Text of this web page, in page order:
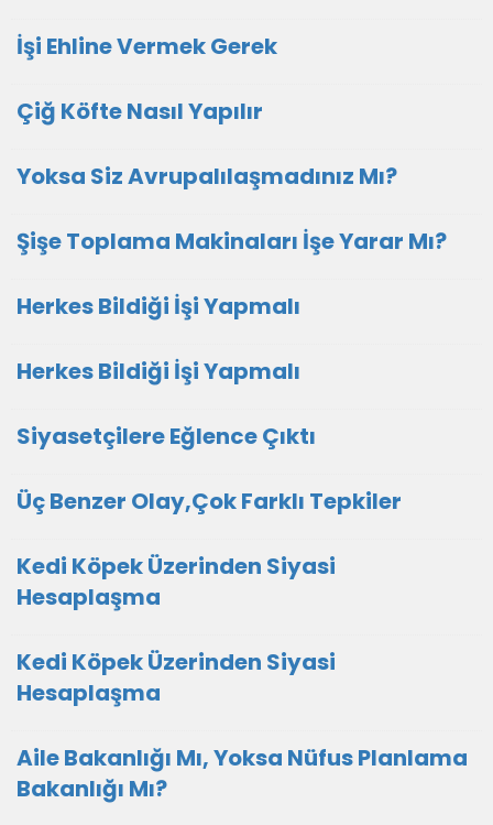
İşi Ehline Vermek Gerek
Çiğ Köfte Nasıl Yapılır
Yoksa Siz Avrupalılaşmadınız Mı?
Şişe Toplama Makinaları İşe Yarar Mı?
Herkes Bildiği İşi Yapmalı
Herkes Bildiği İşi Yapmalı
Siyasetçilere Eğlence Çıktı
Üç Benzer Olay,Çok Farklı Tepkiler
Kedi Köpek Üzerinden Siyasi
Hesaplaşma
Kedi Köpek Üzerinden Siyasi
Hesaplaşma
Aile Bakanlığı Mı, Yoksa Nüfus Planlama
Bakanlığı Mı?